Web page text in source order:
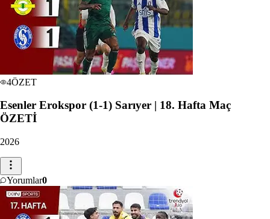
4ÖZET
Esenler Erokspor (1-1) Sarıyer | 18. Hafta Maç
ÖZETİ
2026
Yorumlar0